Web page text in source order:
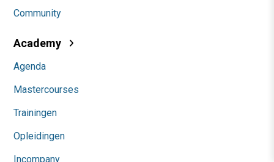
Community
Academy
Agenda
Mastercourses
Trainingen
Opleidingen
Incompany